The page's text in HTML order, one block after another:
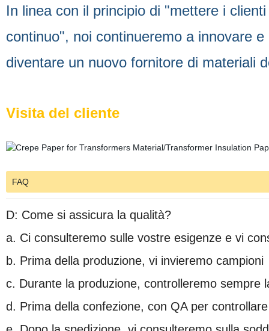
In linea con il principio di "mettere i
continuo", noi continueremo a innovare
diventare un nuovo fornitore di materiali
Visita del cliente
FAQ
D: Come si assicura la qualità?
a. Ci consulteremo sulle vostre esigenze e vi
b. Prima della produzione, vi invieremo campioni
c. Durante la produzione, controlleremo sempre
d. Prima della confezione, con QA per